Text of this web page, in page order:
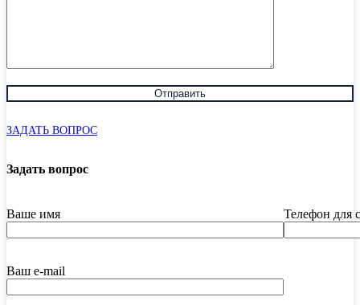
ЗАДАТЬ ВОПРОС
Задать вопрос
Ваше имя Телефон для
Ваш e-mail